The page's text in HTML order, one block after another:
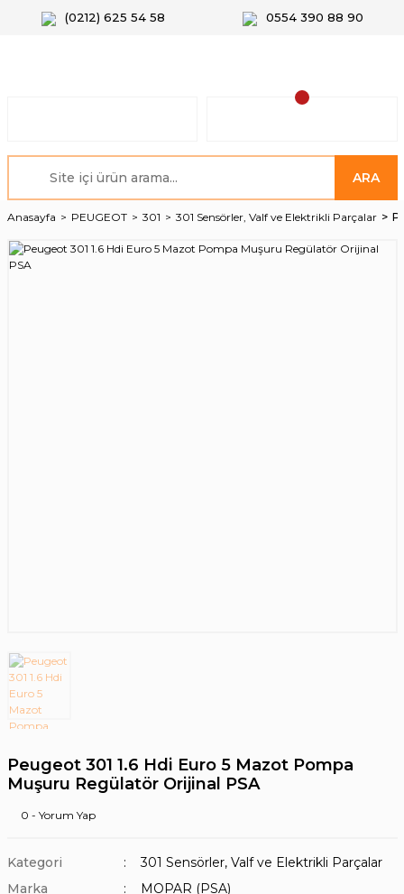
(0212) 625 54 58 0554 390 88 90
ARA
Anasayfa PEUGEOT 301 301 Sensörler, Valf ve Elektrikli Parçalar
Peugeot 301 1.6 Hdi Euro 5 Mazot Pompa
Muşuru Regülatör Orijinal PSA
0 - Yorum Yap
Kategori
301 Sensörler, Valf ve Elektrikli Parçalar
Marka
MOPAR (PSA)